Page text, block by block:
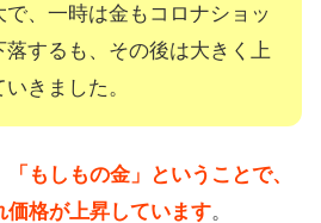
で、一時は金もコロナショッ
落するも、その後は大きく上
きました。
「もしもの金」ということで、
格が上昇しています。